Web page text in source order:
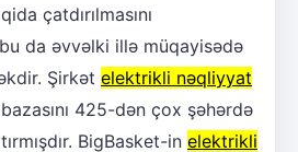
çatdırılmasını
da əvvəlki illə müqayisədə
Şirkət elektrikli nəqliyyat
425-dən çox şəhərdə
BigBasket-in elektrikli